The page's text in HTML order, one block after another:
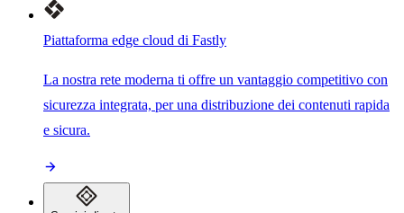
Piattaforma edge cloud di Fastly
La nostra rete moderna ti offre un vantaggio competitivo con
sicurezza integrata, per una distribuzione dei contenuti rapida
e sicura.